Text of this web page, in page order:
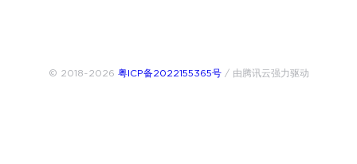
© 2018~2026 粤ICP备2022155365号/ 由腾讯云强力驱动